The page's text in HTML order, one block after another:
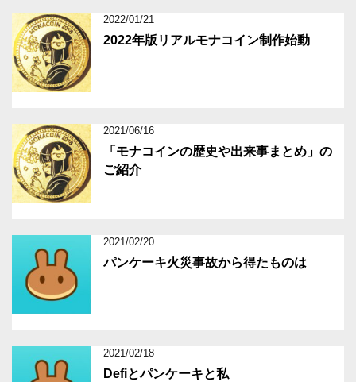
2022/01/21
2022年版リアルモナコイン制作始動
2021/06/16
「モナコインの歴史や出来事まとめ」の
ご紹介
2021/02/20
パンケーキ火災事故から得たものは
2021/02/18
Defiとパンケーキと私